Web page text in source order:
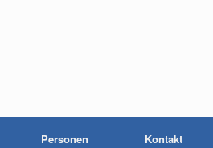
Personen Kontakt